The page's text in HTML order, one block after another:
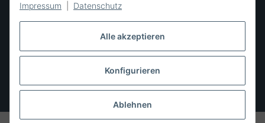
Alle akzeptieren
Konfigurieren
Ablehnen
Impressum Datenschutz
Vertrag widerrufen